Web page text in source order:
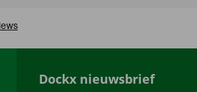
Dockx nieuwsbrief